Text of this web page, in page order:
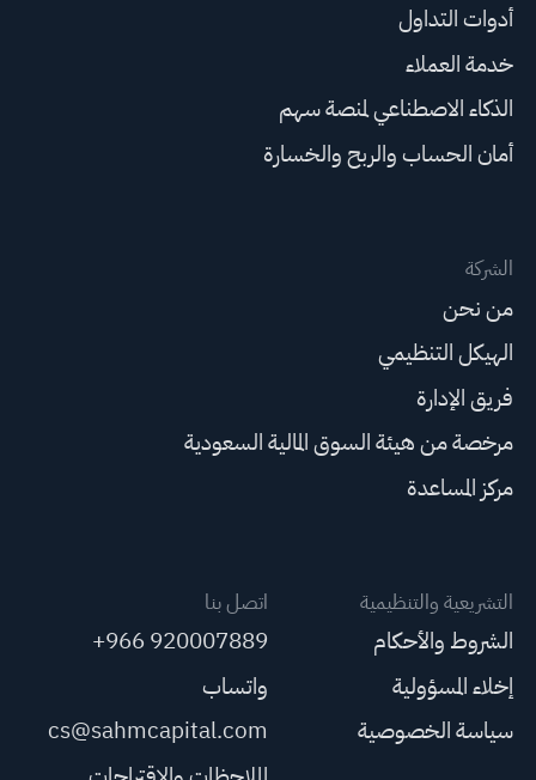
أدوات التداول
خدمة العملاء
الذكاء الاصطناعي لمنصة سهم
أمان الحساب والربح والخسارة
الشركة
من نحن
الهيكل التنظيمي
فريق الإدارة
مرخصة من هيئة السوق المالية السعودية
مركز المساعدة
التشريعية والتنظيمية
الشروط والأحكام
إخلاء المسؤولية
سياسة الخصوصية
اتصل بنا
+966 920007889
واتساب
cs@sahmcapital.com